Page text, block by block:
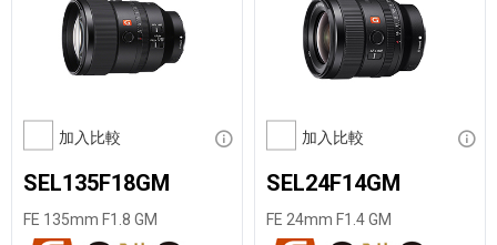
加入比較 顯示資訊
SEL135F18GM
FE 135mm F1.8 GM
加入比較 顯示
SEL24F14GM
FE 24mm F1.4 GM